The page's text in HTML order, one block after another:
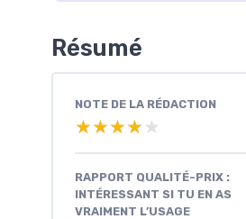
Résumé
NOTE DE LA RÉDACTION
★★★★★
★★★★★
RAPPORT QUALITÉ-PRIX :
INTÉRESSANT SI TU EN AS
VRAIMENT L’USAGE